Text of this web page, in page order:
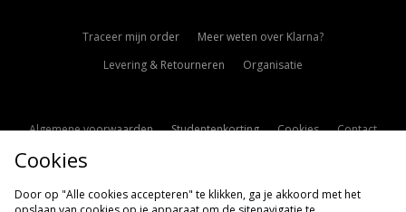
Traceer mijn order
Meer weten over Klarna?
Levering & Retourneren
Organisatie
Algemene voorwaarden Studentenkorting Cookies
Contact
Cookie Instellingen
Cookies
Door op "Alle cookies accepteren" te klikken, ga je akkoord met het